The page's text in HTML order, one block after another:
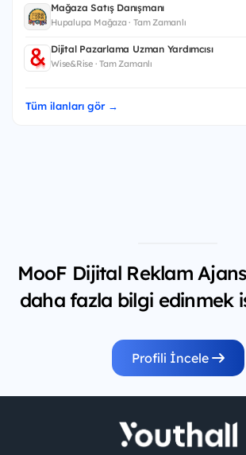
Mağaza Satış Danışmanı
Hupalupa Mağaza · Tam Zamanlı
Dijital Pazarlama Uzman Yardımcısı
Wise&Rise · Tam Zamanlı
Tüm ilanları gör →
MooF Dijital Reklam
daha fazla bilgi edinmek
Profili İncele